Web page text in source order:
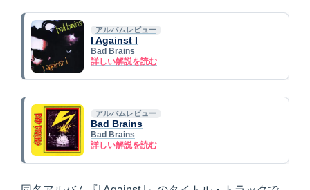
アルバムレビュー
I Against I
Bad Brains
詳しい解説を読む
アルバムレビュー
Bad Brains
Bad Brains
詳しい解説を読む